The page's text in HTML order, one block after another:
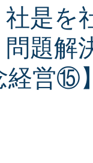
社是を
題解
営⑮】